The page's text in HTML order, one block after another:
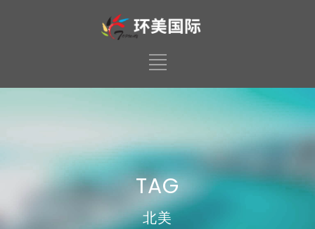
TAG
北美